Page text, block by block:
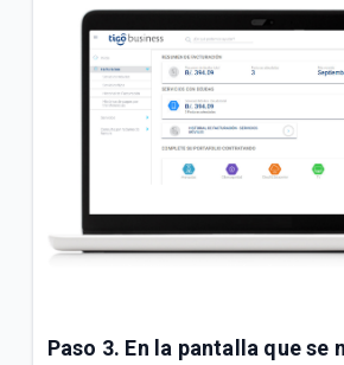
Paso 3. En la pantalla que se